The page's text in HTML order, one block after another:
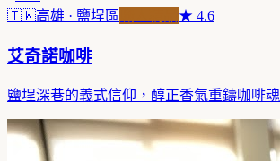
🇹🇼高雄 · 鹽埕區 ★ 4.6
艾奇諾咖啡
鹽埕深巷的義式信仰，醇正香氣重鑄咖啡魂